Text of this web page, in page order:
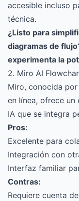
accesible incluso
técnica.
¿Listo para
diagramas de
experimenta la
2. Miro AI
Miro, conocida
en línea, ofrece
IA que se integra
Pros:
Excelente para
Integración con
Interfaz familiar
Contras:
Requiere cuenta